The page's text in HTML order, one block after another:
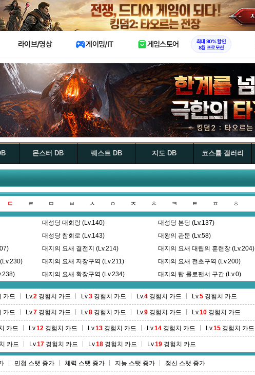
X
라이브/영상 게이밍/IT 게임스토어
최대 90% 할인
8월 프로모션
몬스터 DB 퀘스트 DB 지도 DB 코스튬 갤러리
ㄷ ㄹ ㅁ ㅂ ㅅ ㅇ ㅈ ㅊ ㅋ ㅌ ㅍ ㅎ
대성당 대회랑 (Lv.140)
대성당 본당 (Lv.137)
대성당 참회로 (Lv.143)
대왕의 관문 (Lv.58)
대지의 요새 결전지 (Lv.214)
대지의 요새 대립의 훈련장 (Lv.204)
대지의 요새 저장구역 (Lv.211)
대지의 요새 전초구역 (Lv.200)
대지의 요새 확장구역 (Lv.234)
대지의 탑 롤로팬서 구간 (Lv.0)
덧댄다리 숲 (Lv.452)
델무어 내성 (Lv.466)
델무어 소작촌 (Lv.460)
델무어 외성 (Lv.464)
델무어 정원 (Lv.468)
도심성벽 제 8구역 (Lv.289)
딩고파실 지구 (Lv.207)
카드 Lv.2 경험치 카드 Lv.3 경험치 카드 Lv.4 경험치 카드 Lv.5 경험치 카드
카드 Lv.7 경험치 카드 Lv.8 경험치 카드 Lv.9 경험치 카드 Lv.10 경험치 카드
카드 Lv.12 경험치 카드 Lv.13 경험치 카드 Lv.14 경험치 카드 Lv.15 경험치 카드
카드 Lv.17 경험치 카드 Lv.18 경험치 카드 Lv.19 경험치 카드
민첩 스탯 증가 체력 스탯 증가 지능 스탯 증가 정신 스탯 증가